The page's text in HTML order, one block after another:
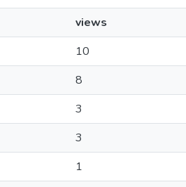
views
10
8
3
3
1